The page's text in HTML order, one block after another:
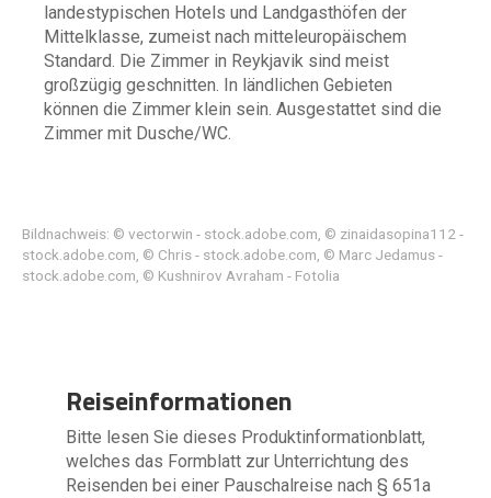
landestypischen Hotels und Landgasthöfen der
Mittelklasse, zumeist nach mitteleuropäischem
Standard. Die Zimmer in Reykjavik sind meist
großzügig geschnitten. In ländlichen Gebieten
können die Zimmer klein sein. Ausgestattet sind die
Zimmer mit Dusche/WC.
Bildnachweis: © vectorwin - stock.adobe.com, © zinaidasopina112 -
stock.adobe.com, © Chris - stock.adobe.com, © Marc Jedamus -
stock.adobe.com, © Kushnirov Avraham - Fotolia
Reiseinformationen
Bitte lesen Sie dieses Produktinformationblatt,
welches das Formblatt zur Unterrichtung des
Reisenden bei einer Pauschalreise nach § 651a